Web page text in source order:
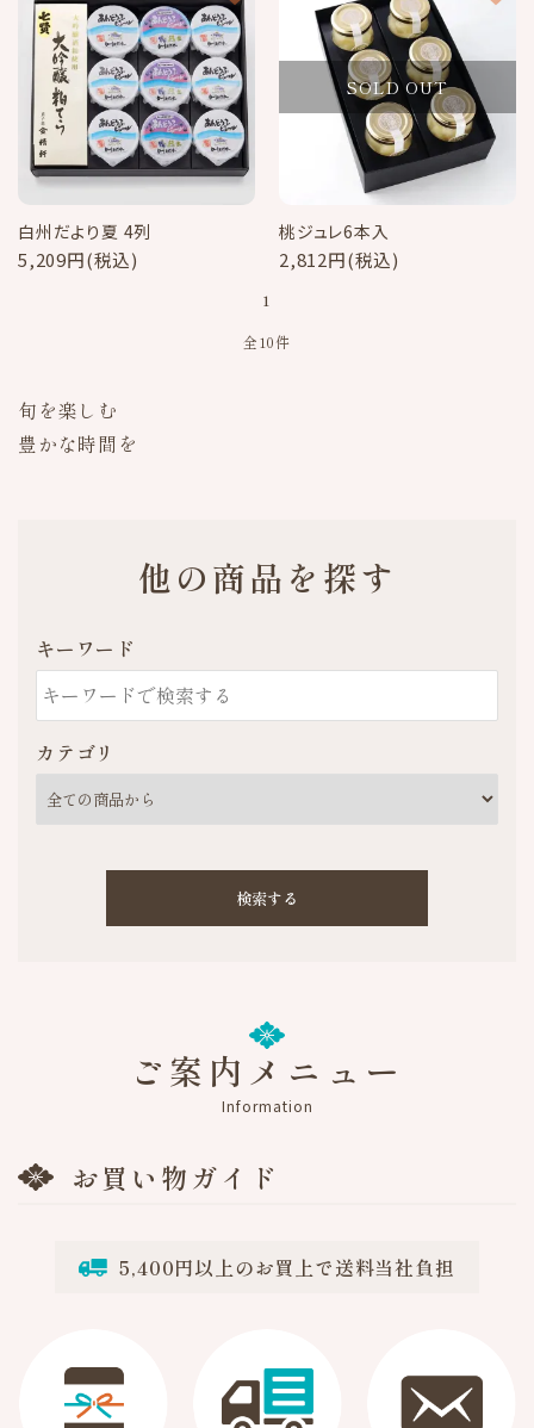
白州だより夏 4列
5,209円(税込)
SOLD OUT
桃ジュレ6本入
2,812円(税込)
1
全10件
旬を楽しむ
豊かな時間を
他の商品を探す
キーワード
カテゴリ
検索する
キーワード
カテゴリ
ご案内メニュー
Information
お買い物ガイド
5,400円以上のお買上で送料当社負担